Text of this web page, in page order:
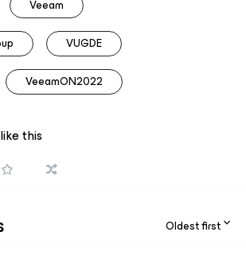
Veeam
VUGDE
VeeamON2022
this
Oldest first